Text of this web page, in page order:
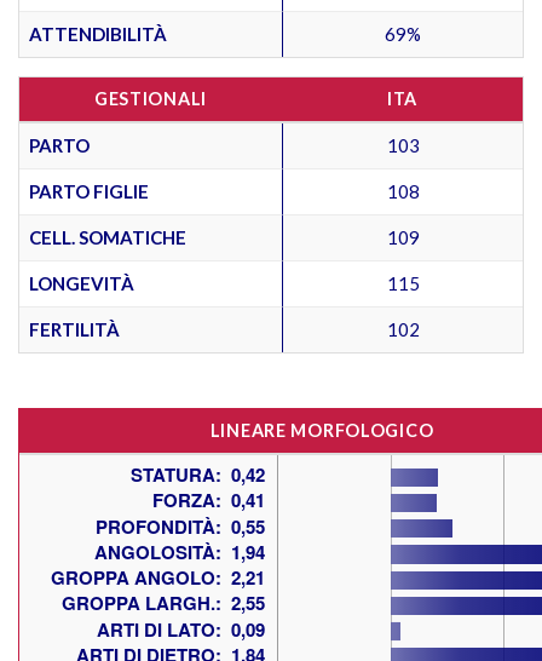
ATTENDIBILITÀ 69%
GESTIONALI ITA
PARTO 103
PARTO FIGLIE 108
CELL. SOMATICHE 109
LONGEVITÀ 115
FERTILITÀ 102
LINEARE MORFOLOGICO